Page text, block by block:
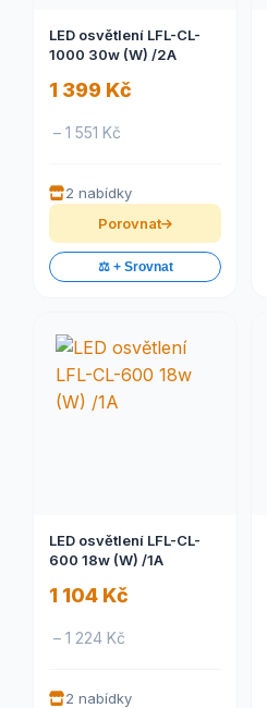
LED osvětlení LFL-CL-
1000 30w (W) /2A
1 399 Kč
– 1 551 Kč
2 nabídky
Porovnat
⚖️ + Srovnat
LED osvětlení LFL-CL-
600 18w (W) /1A
1 104 Kč
– 1 224 Kč
2 nabídky